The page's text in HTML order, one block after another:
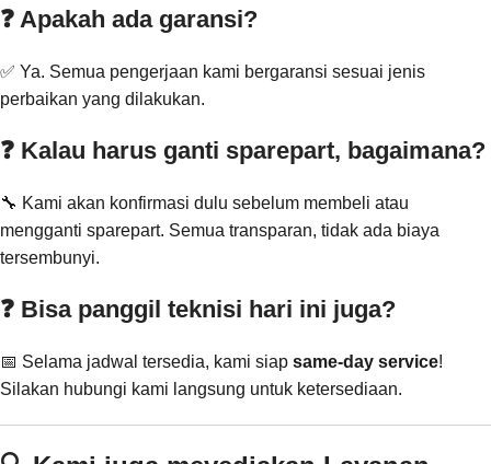
❓ Apakah ada garansi?
✅ Ya. Semua pengerjaan kami bergaransi sesuai jenis
perbaikan yang dilakukan.
❓ Kalau harus ganti sparepart, bagaimana?
🔧 Kami akan konfirmasi dulu sebelum membeli atau
mengganti sparepart. Semua transparan, tidak ada biaya
tersembunyi.
❓ Bisa panggil teknisi hari ini juga?
📅 Selama jadwal tersedia, kami siap same-day service!
Silakan hubungi kami langsung untuk ketersediaan.